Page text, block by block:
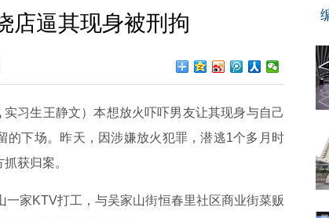
店逼其现身被刑拘
生王静文）本想放火吓吓男友让其现身与自己
的下场。昨天，因涉嫌放火犯罪，潜逃1个多月时
获归案。
家KTV打工，与吴家山街恒春里社区商业街菜贩